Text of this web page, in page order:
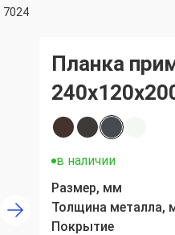
7024
Планка
в наличии
Размер, мм
Толщина металла,
Покрытие